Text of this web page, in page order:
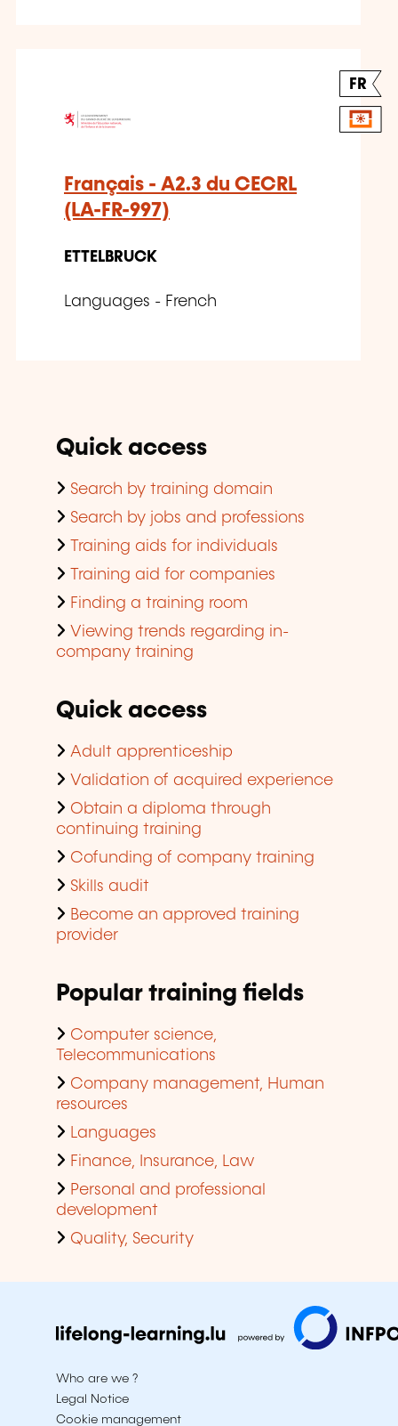
FR
Français - A2.3 du CECRL
(LA-FR-997)
ETTELBRUCK
Languages - French
Quick access
Search by training domain
Search by jobs and professions
Training aids for individuals
Training aid for companies
Finding a training room
Viewing trends regarding in-
company training
Quick access
Adult apprenticeship
Validation of acquired experience
Obtain a diploma through
continuing training
Cofunding of company training
Skills audit
Become an approved training
provider
Popular training fields
Computer science,
Telecommunications
Company management, Human
resources
Languages
Finance, Insurance, Law
Personal and professional
development
Quality, Security
Who are we ?
Legal Notice
Cookie management